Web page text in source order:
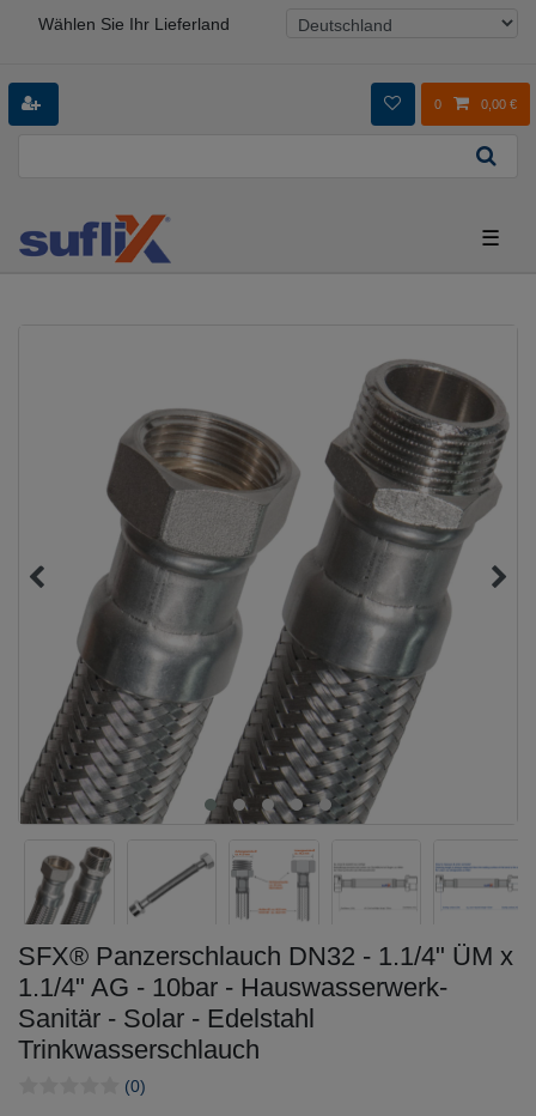
Wählen Sie Ihr Lieferland
0 0,00 €
☰
SFX® Panzerschlauch DN32 - 1.1/4" ÜM x
1.1/4" AG - 10bar - Hauswasserwerk-
Sanitär - Solar - Edelstahl
Trinkwasserschlauch
(0)